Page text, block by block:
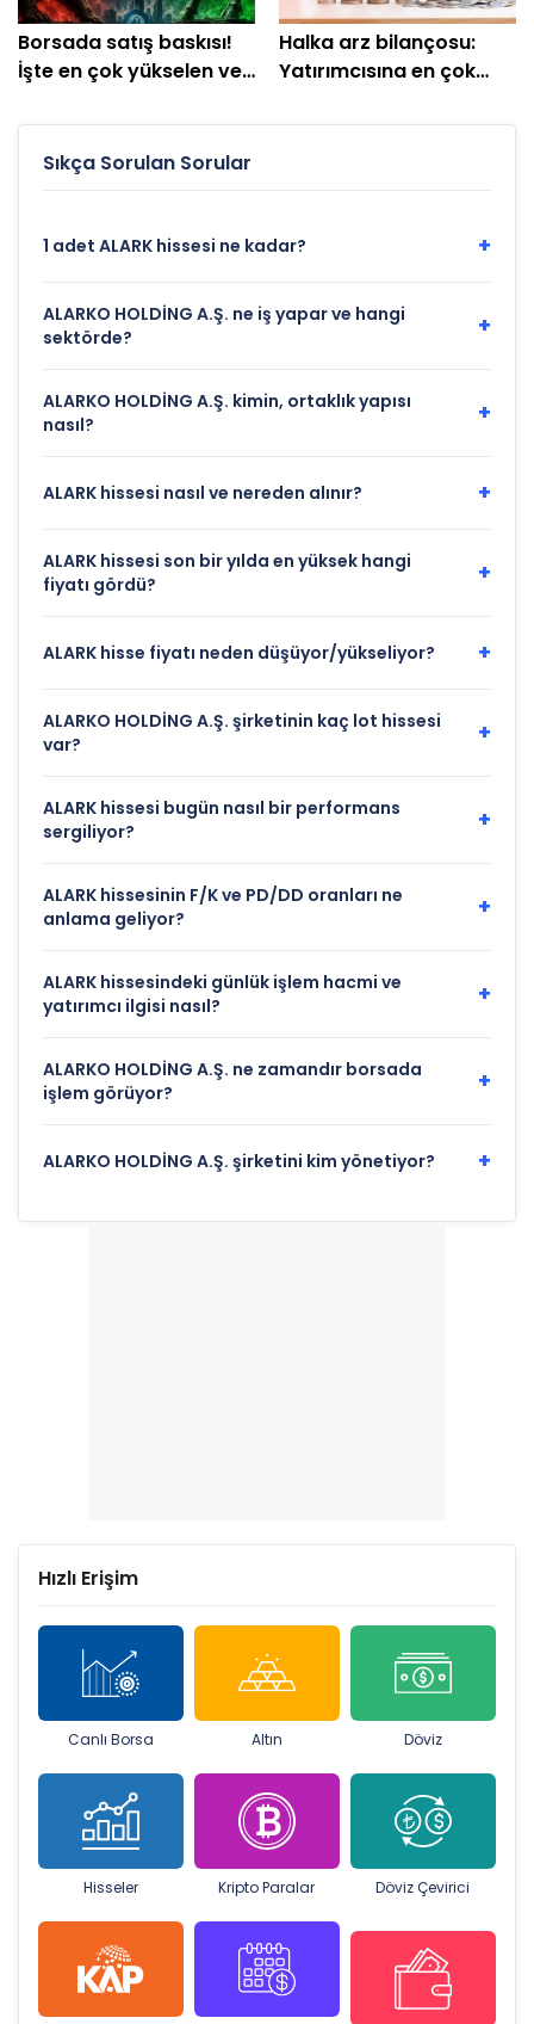
Borsada satış baskısı!
İşte en çok yükselen ve
Halka arz bilançosu:
Yatırımcısına en çok
Sıkça Sorulan Sorular
1 adet ALARK hissesi ne kadar? +
ALARKO HOLDİNG A.Ş. ne iş yapar ve hangi
sektörde?
+
ALARKO HOLDİNG A.Ş. kimin, ortaklık yapısı
nasıl?
+
ALARK hissesi nasıl ve nereden alınır? +
ALARK hissesi son bir yılda en yüksek hangi
fiyatı gördü?
+
ALARK hisse fiyatı neden düşüyor/yükseliyor? +
ALARKO HOLDİNG A.Ş. şirketinin kaç lot hissesi
var?
+
ALARK hissesi bugün nasıl bir performans
sergiliyor?
+
ALARK hissesinin F/K ve PD/DD oranları ne
anlama geliyor?
+
ALARK hissesindeki günlük işlem hacmi ve
yatırımcı ilgisi nasıl?
+
ALARKO HOLDİNG A.Ş. ne zamandır borsada
işlem görüyor?
+
ALARKO HOLDİNG A.Ş. şirketini kim yönetiyor? +
Hızlı Erişim
Canlı Borsa Altın Döviz
Hisseler Kripto Paralar Döviz Çevirici